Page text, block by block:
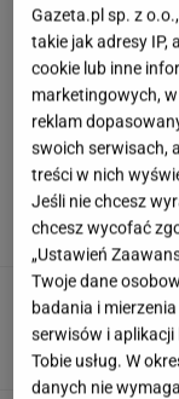
Gazeta.pl sp. z
takie jak adresy IP,
cookie lub inne
marketingowych,
reklam
swoich serwisach,
treści w nich
Jeśli nie chcesz
chcesz wycofać
„Ustawień
Twoje dane
badania i
serwisów i aplikacji
Tobie usług. W
danych nie